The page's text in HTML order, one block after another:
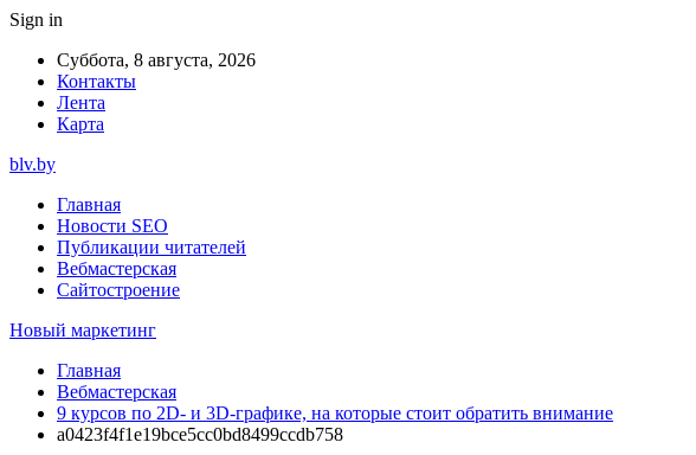
Sign in
Суббота, 8 августа, 2026
Контакты
Лента
Карта
blv.by
Главная
Новости SEO
Публикации читателей
Вебмастерская
Сайтостроение
Новый маркетинг
Главная
Вебмастерская
9 курсов по 2D- и 3D-графике, на которые стоит обратить внимание
a0423f4f1e19bce5cc0bd8499ccdb758